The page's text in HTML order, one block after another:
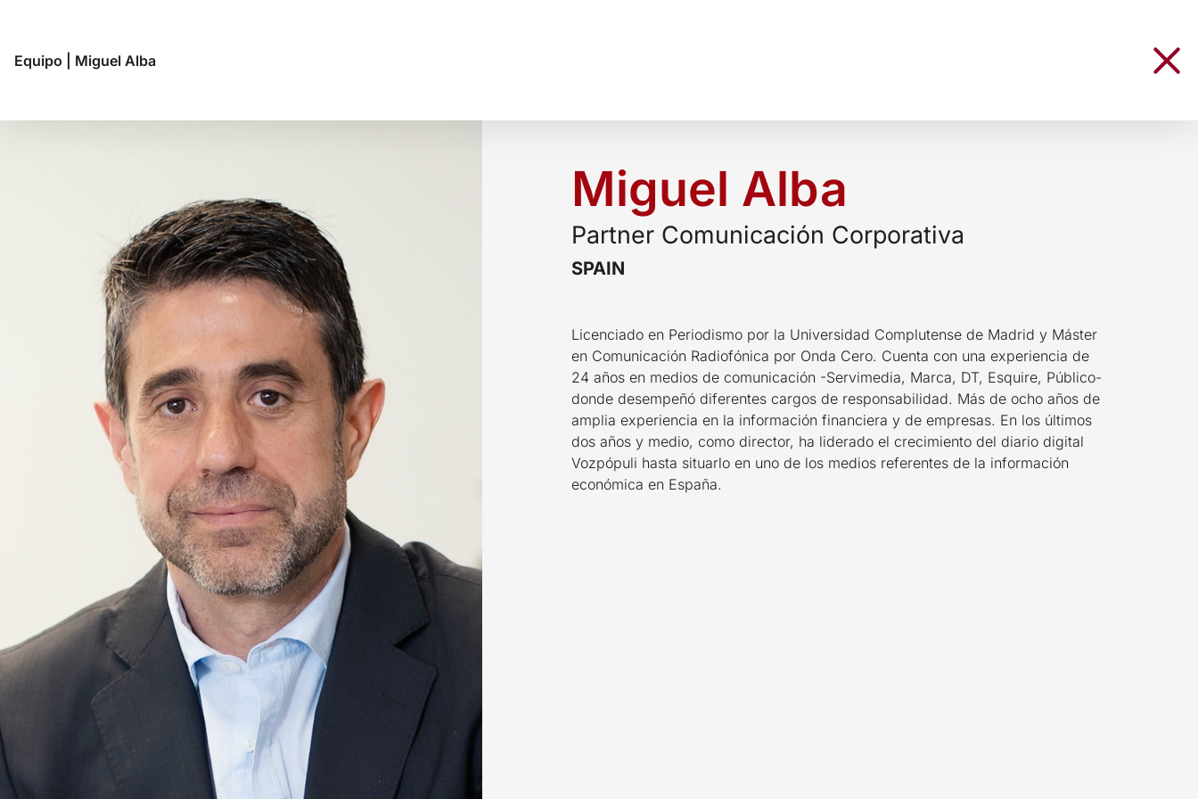
Equipo Miguel Alba
Miguel Alba
Partner Comunicación Corporativa
SPAIN
Licenciado en Periodismo por la Universidad Complutense de Madrid y Máster
en Comunicación Radiofónica por Onda Cero. Cuenta con una experiencia de
24 años en medios de comunicación -Servimedia, Marca, DT, Esquire, Público-
donde desempeñó diferentes cargos de responsabilidad. Más de ocho años de
amplia experiencia en la información financiera y de empresas. En los últimos
dos años y medio, como director, ha liderado el crecimiento del diario digital
Vozpópuli hasta situarlo en uno de los medios referentes de la información
económica en España.